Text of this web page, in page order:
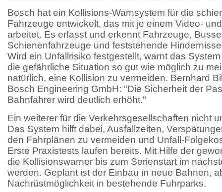
Bosch hat ein Kollisions-Warnsystem für die
Fahrzeuge entwickelt, das mit je einem Video-
arbeitet. Es erfasst und erkennt Fahrzeuge,
Schienenfahrzeuge und feststehende
Wird ein Unfallrisiko festgestellt, warnt das
die gefährliche Situation so gut wie möglich zu
natürlich, eine Kollision zu vermeiden. Bernhard
Bosch Engineering GmbH: "Die Sicherheit der
Bahnfahrer wird deutlich erhöht."
Ein weiterer für die Verkehrsgesellschaften nicht
Das System hilft dabei, Ausfallzeiten,
den Fahrplänen zu vermeiden und Unfall-
Erste Praxistests laufen bereits. Mit Hilfe der
die Kollisionswarner bis zum Serienstart im
werden. Geplant ist der Einbau in neue Bahnen,
Nachrüstmöglichkeit in bestehende Fuhrparks.